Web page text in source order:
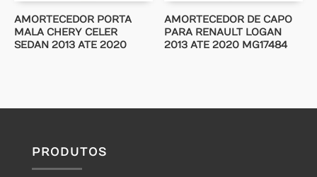
AMORTECEDOR PORTA
MALA CHERY CELER
SEDAN 2013 ATE 2020
AMORTECEDOR DE CAPO
PARA RENAULT LOGAN
2013 ATE 2020 MG17484
PRODUTOS